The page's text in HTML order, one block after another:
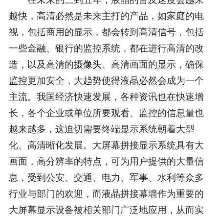
越快，高清必然是未来主打的产品，如家庭的电
视，包括商用的显示，都会转到高清信号，包括
一些金融、银行的监控系统，都在进行高清的改
造，以及高清的摄像头、高清画面的显示，确保
监控更加安全，大趋势使得液晶必然会成为一个
主流。我国经济快速发展，各种资讯也在快速增
长，各个企业或单位所要观看、监控的信息量也
越来越多，这迫切需要终端显示系统朝着大型
化、高清晰化发展。大屏幕拼接显示系统具有大
画面，高分辨率的特点，可为用户提供的大量信
息，受到公安、交通、电力、军事、水利等众多
行业与部门的欢迎，而液晶拼接幕墙作为重要的
大屏幕显示设备被相关部门广泛地应用，从而实